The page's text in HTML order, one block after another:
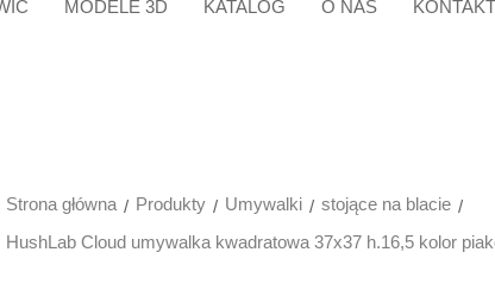
MODELE 3D KATALOG O NAS KONTAKT
Strona główna Produkty Umywalki
stojące na blacie
HushLab Cloud umywalka kwadratowa 37x37 h.16,5 kolor